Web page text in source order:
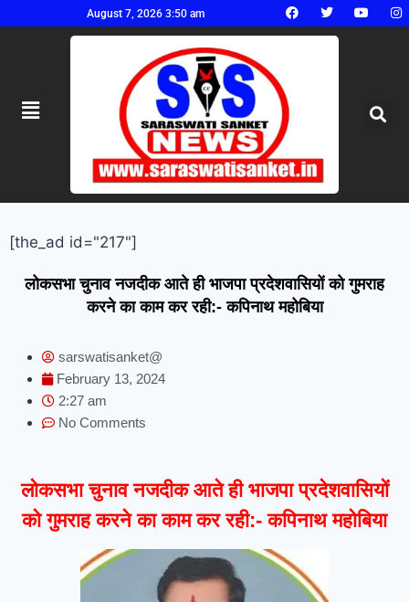
August 7, 2026 3:50 am
[the_ad id="217"]
लोकसभा चुनाव नजदीक आते ही भाजपा प्रदेशवासियों को गुमराह
करने का काम कर रही:- कपिनाथ महोबिया
sarswatisanket@
February 13, 2024
2:27 am
No Comments
लोकसभा चुनाव नजदीक आते ही भाजपा प्रदेशवासियों
को गुमराह करने का काम कर रही:- कपिनाथ महोबिया